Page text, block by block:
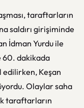
taraftarların
saldırı girişiminde
İdman Yurdu ile
60. dakikada
edilirken, Keşan
Olaylar saha
taraftarların